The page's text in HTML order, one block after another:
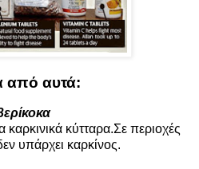
από αυτά:
καρκινικά κύτταρα.Σε περιοχές
υπάρχει καρκίνος.